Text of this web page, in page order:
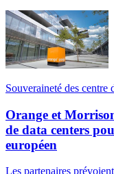
Souveraineté des centre
Orange et
de data centers
européen
Les partenaires